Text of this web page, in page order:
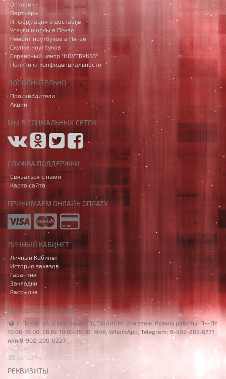
Оптовики
Партнёры
Информация о доставке
Услуги и цены в Пензе
Ремонт ноутбуков в Пензе
Скупка ноутбуков
Сервисный центр "НОУТБУК58"
Политика конфиденциальности
ДОПОЛНИТЕЛЬНО
Производители
Акции
МЫ В СОЦИАЛЬНЫХ СЕТЯХ
СЛУЖБА ПОДДЕРЖКИ
Связаться с нами
Карта сайта
ПРИНИМАЕМ ОНЛАЙН ОПЛАТУ
ЛИЧНЫЙ КАБИНЕТ
Личный Кабинет
История заказов
Гарантия
Закладки
Рассылка
НОУТБУК58 - ПЕНЗА
г. Пенза, ул. 8 Марта 7Б, ТЦ "ЭКОНОМ" 2-й этаж. Режим работы: Пн-Пт
10:00-19:00, Сб,Вс 10:00-15:00. MAX, WhatsApp, Telegram: 8-902-205-0777
или 8-902-206-6227
8 (8412) 750-777
penza@notebook58.ru
РЕКВИЗИТЫ